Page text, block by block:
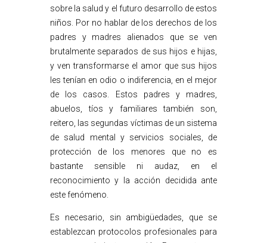
sobre la salud y el futuro desarrollo de estos
niños. Por no hablar de los derechos de los
padres y madres alienados que se ven
brutalmente separados de sus hijos e hijas,
y ven transformarse el amor que sus hijos
les tenían en odio o indiferencia, en el mejor
de los casos. Estos padres y madres,
abuelos, tíos y familiares también son,
reitero, las segundas víctimas de un sistema
de salud mental y servicios sociales, de
protección de los menores que no es
bastante sensible ni audaz, en el
reconocimiento y la acción decidida ante
este fenómeno.
Es necesario, sin ambigüedades, que se
establezcan protocolos profesionales para